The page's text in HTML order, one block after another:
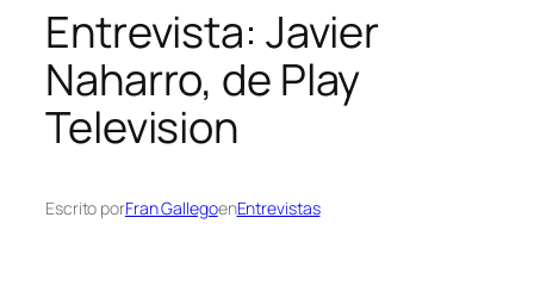
Entrevista: Javier
Naharro, de Play
Television
Escrito porFran GallegoenEntrevistas